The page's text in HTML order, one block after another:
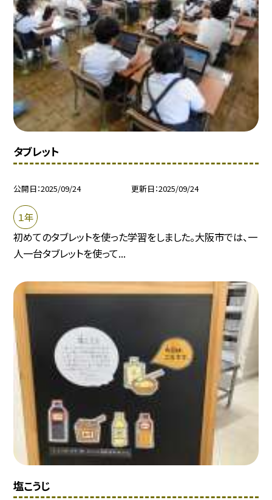
タブレット
公開日 2025/09/24 更新日 2025/09/24
１年
初めてのタブレットを使った学習をしました。大阪市では、一
人一台タブレットを使って...
塩こうじ